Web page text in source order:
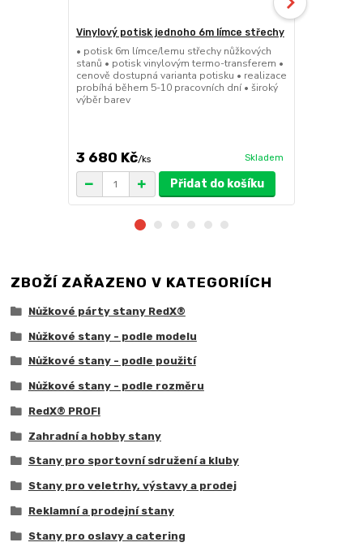
Vinylový potisk jednoho 6m límce střechy
• potisk 6m límce/lemu střechy nůžkových
stanů • potisk vinylovým termo-transferem •
cenově dostupná varianta potisku • realizace
probíhá během 5-10 pracovních dní • široký
výběr barev
3 680 Kč/ks Skladem
Přidat do košíku
ZBOŽÍ ZAŘAZENO V KATEGORIÍCH
Nůžkové párty stany RedX®
Nůžkové stany - podle modelu
Nůžkové stany - podle použití
Nůžkové stany - podle rozměru
RedX® PROFI
Zahradní a hobby stany
Stany pro sportovní sdružení a kluby
Stany pro veletrhy, výstavy a prodej
Reklamní a prodejní stany
Stany pro oslavy a catering